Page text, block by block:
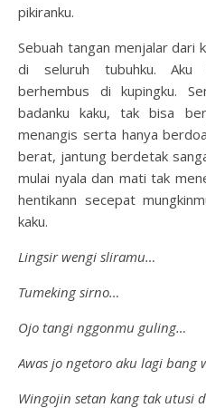
pikiranku.
Sebuah tangan menjalar dari
di seluruh tubuhku. Aku
berhembus di kupingku.
badanku kaku, tak bisa
menangis serta hanya
berat, jantung berdetak
mulai nyala dan mati tak
hentikann secepat
kaku.
Lingsir wengi sliramu…
Tumeking sirno…
Ojo tangi nggonmu guling…
Awas jo ngetoro aku lagi bang
Wingojin setan kang tak utusi